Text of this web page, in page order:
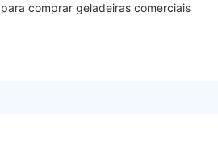
para comprar geladeiras comerciais